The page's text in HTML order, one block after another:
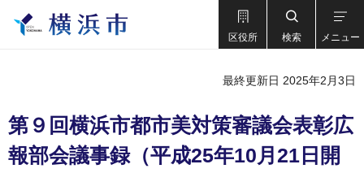
区役所 検索 メニュー
最終更新日 2025年2月3日
第９回横浜市都市美対策審議会表彰広
報部会議事録（平成25年10月21日開